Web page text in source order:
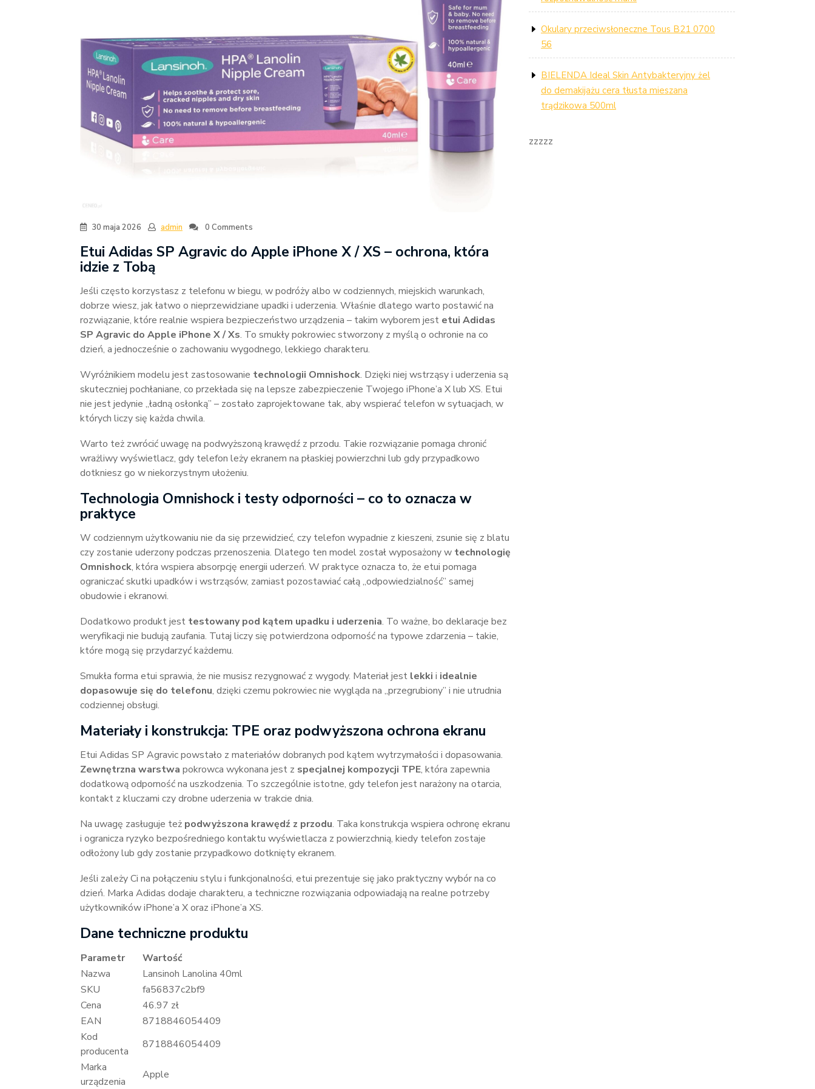
30 maja 2026 admin 0 Comments
Etui Adidas SP Agravic do Apple iPhone X / XS – ochrona, która
idzie z Tobą
Jeśli często korzystasz z telefonu w biegu, w podróży albo w codziennych, miejskich warunkach,
dobrze wiesz, jak łatwo o nieprzewidziane upadki i uderzenia. Właśnie dlatego warto postawić na
rozwiązanie, które realnie wspiera bezpieczeństwo urządzenia – takim wyborem jest etui Adidas
SP Agravic do Apple iPhone X / Xs. To smukły pokrowiec stworzony z myślą o ochronie na co
dzień, a jednocześnie o zachowaniu wygodnego, lekkiego charakteru.
Wyróżnikiem modelu jest zastosowanie technologii Omnishock. Dzięki niej wstrząsy i uderzenia są
skuteczniej pochłaniane, co przekłada się na lepsze zabezpieczenie Twojego iPhone’a X lub XS. Etui
nie jest jedynie „ładną osłonką” – zostało zaprojektowane tak, aby wspierać telefon w sytuacjach, w
których liczy się każda chwila.
Warto też zwrócić uwagę na podwyższoną krawędź z przodu. Takie rozwiązanie pomaga chronić
wrażliwy wyświetlacz, gdy telefon leży ekranem na płaskiej powierzchni lub gdy przypadkowo
dotkniesz go w niekorzystnym ułożeniu.
Technologia Omnishock i testy odporności – co to oznacza w
praktyce
W codziennym użytkowaniu nie da się przewidzieć, czy telefon wypadnie z kieszeni, zsunie się z blatu
czy zostanie uderzony podczas przenoszenia. Dlatego ten model został wyposażony w technologię
Omnishock, która wspiera absorpcję energii uderzeń. W praktyce oznacza to, że etui pomaga
ograniczać skutki upadków i wstrząsów, zamiast pozostawiać całą „odpowiedzialność” samej
obudowie i ekranowi.
Dodatkowo produkt jest testowany pod kątem upadku i uderzenia. To ważne, bo deklaracje bez
weryfikacji nie budują zaufania. Tutaj liczy się potwierdzona odporność na typowe zdarzenia – takie,
które mogą się przydarzyć każdemu.
Smukła forma etui sprawia, że nie musisz rezygnować z wygody. Materiał jest lekki i idealnie
dopasowuje się do telefonu, dzięki czemu pokrowiec nie wygląda na „przegrubiony” i nie utrudnia
codziennej obsługi.
Materiały i konstrukcja: TPE oraz podwyższona ochrona ekranu
Etui Adidas SP Agravic powstało z materiałów dobranych pod kątem wytrzymałości i dopasowania.
Zewnętrzna warstwa pokrowca wykonana jest z specjalnej kompozycji TPE, która zapewnia
dodatkową odporność na uszkodzenia. To szczególnie istotne, gdy telefon jest narażony na otarcia,
kontakt z kluczami czy drobne uderzenia w trakcie dnia.
Na uwagę zasługuje też podwyższona krawędź z przodu. Taka konstrukcja wspiera ochronę ekranu
i ogranicza ryzyko bezpośredniego kontaktu wyświetlacza z powierzchnią, kiedy telefon zostaje
odłożony lub gdy zostanie przypadkowo dotknięty ekranem.
Jeśli zależy Ci na połączeniu stylu i funkcjonalności, etui prezentuje się jako praktyczny wybór na co
dzień. Marka Adidas dodaje charakteru, a techniczne rozwiązania odpowiadają na realne potrzeby
użytkowników iPhone’a X oraz iPhone’a XS.
Dane techniczne produktu
Parametr
Wartość
Nazwa
Lansinoh Lanolina 40ml
SKU
fa56837c2bf9
Cena
46.97 zł
EAN
8718846054409
Kod
producenta
8718846054409
Marka
urządzenia
Apple
Okulary przeciwsłoneczne Tous B21 0700
56
BIELENDA Ideal Skin Antybakteryjny żel
do demakijażu cera tłusta mieszana
trądzikowa 500ml
zzzzz